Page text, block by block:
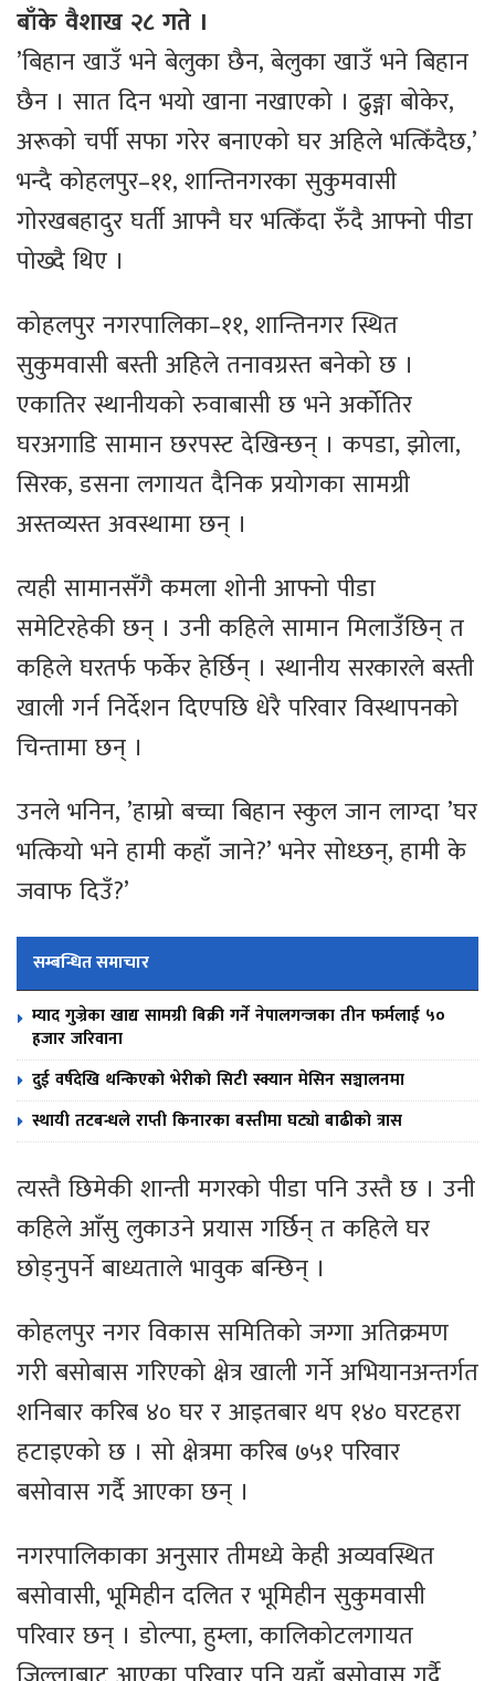
बाँके वैशाख २८ गते ।
’बिहान खाउँ भने बेलुका छैन, बेलुका खाउँ भने बिहान
छैन । सात दिन भयो खाना नखाएको । ढुङ्गा बोकेर,
अरूको चर्पी सफा गरेर बनाएको घर अहिले भत्किँदैछ,’
भन्दै कोहलपुर–११, शान्तिनगरका सुकुमवासी
गोरखबहादुर घर्ती आफ्नै घर भत्किँदा रुँदै आफ्नो पीडा
पोख्दै थिए ।
कोहलपुर नगरपालिका–११, शान्तिनगर स्थित
सुकुमवासी बस्ती अहिले तनावग्रस्त बनेको छ ।
एकातिर स्थानीयको रुवाबासी छ भने अर्कोतिर
घरअगाडि सामान छरपस्ट देखिन्छन् । कपडा, झोला,
सिरक, डसना लगायत दैनिक प्रयोगका सामग्री
अस्तव्यस्त अवस्थामा छन् ।
त्यही सामानसँगै कमला शोनी आफ्नो पीडा
समेटिरहेकी छन् । उनी कहिले सामान मिलाउँछिन् त
कहिले घरतर्फ फर्केर हेर्छिन् । स्थानीय सरकारले बस्ती
खाली गर्न निर्देशन दिएपछि धेरै परिवार विस्थापनको
चिन्तामा छन् ।
उनले भनिन, ’हाम्रो बच्चा बिहान स्कुल जान लाग्दा ’घर
भत्कियो भने हामी कहाँ जाने?’ भनेर सोध्छन्, हामी के
जवाफ दिउँ?’
सम्बन्धित समाचार
म्याद गुज्रेका खाद्य सामग्री बिक्री गर्ने नेपालगन्जका तीन फर्मलाई ५०
हजार जरिवाना
दुई वर्षदेखि थन्किएको भेरीको सिटी स्क्यान मेसिन सञ्चालनमा
स्थायी तटबन्धले राप्ती किनारका बस्तीमा घट्यो बाढीको त्रास
त्यस्तै छिमेकी शान्ती मगरको पीडा पनि उस्तै छ । उनी
कहिले आँसु लुकाउने प्रयास गर्छिन् त कहिले घर
छोड्नुपर्ने बाध्यताले भावुक बन्छिन् ।
कोहलपुर नगर विकास समितिको जग्गा अतिक्रमण
गरी बसोबास गरिएको क्षेत्र खाली गर्ने अभियानअन्तर्गत
शनिबार करिब ४० घर र आइतबार थप १४० घरटहरा
हटाइएको छ । सो क्षेत्रमा करिब ७५१ परिवार
बसोवास गर्दै आएका छन् ।
नगरपालिकाका अनुसार तीमध्ये केही अव्यवस्थित
बसोवासी, भूमिहीन दलित र भूमिहीन सुकुमवासी
परिवार छन् । डोल्पा, हुम्ला, कालिकोटलगायत